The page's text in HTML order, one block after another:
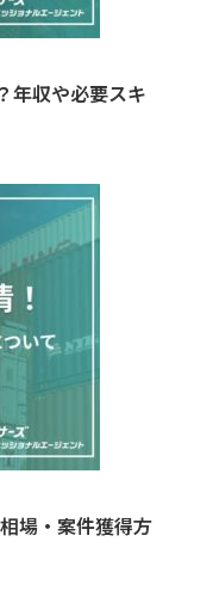
年収や必要スキ
場・案件獲得方